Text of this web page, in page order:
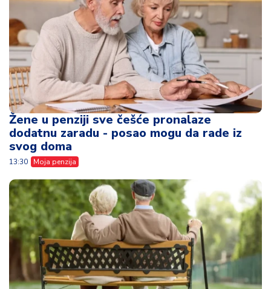
Žene u penziji sve češće pronalaze
dodatnu zaradu - posao mogu da rade iz
svog doma
13:30 Moja penzija